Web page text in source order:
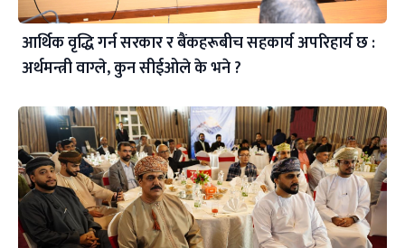
आर्थिक वृद्धि गर्न सरकार र बैंकहरूबीच सहकार्य अपरिहार्य छ :
अर्थमन्त्री वाग्ले, कुन सीईओले के भने ?